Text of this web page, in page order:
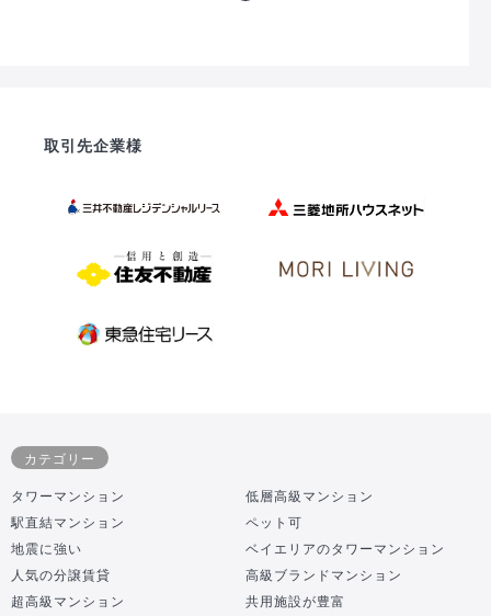
取引先企業様
カテゴリー
タワーマンション
低層高級マンション
駅直結マンション
ペット可
地震に強い
ベイエリアのタワーマンション
人気の分譲賃貸
高級ブランドマンション
超高級マンション
共用施設が豊富